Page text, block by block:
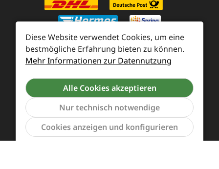
Zahlung und Versand
Widerrufsrecht und Rücksendung
Kontakt
Händleranfragen
Cookie-Voreinstellungen
Alle Preise inkl. gesetzl. Mehrwertsteuer zzgl.
Diese Website verwendet Cookies, um eine
bestmögliche Erfahrung bieten zu können.
Mehr Informationen zur Datennutzung
Alle Cookies akzeptieren
Nur technisch notwendige
Cookies anzeigen und konfigurieren